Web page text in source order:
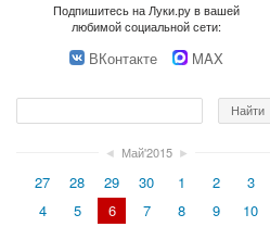
Подпишитесь на Луки.ру в вашей
любимой социальной сети:
ВКонтакте MAX
◄ Май'2015 ►
27 28 29 30 1 2
3
4
5 6 7 8 9
10